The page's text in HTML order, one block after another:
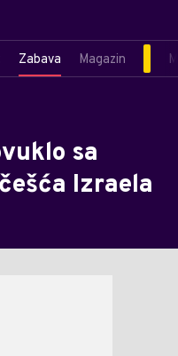
Zabava Magazin
sa
Izraela